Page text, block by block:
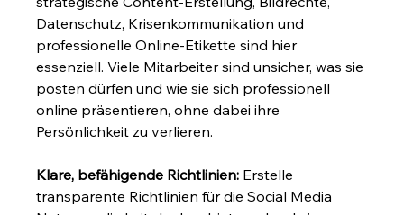
Datenschutz, Krisenkommunikation und
professionelle Online-Etikette sind hier
essenziell. Viele Mitarbeiter sind unsicher, was sie
posten dürfen und wie sie sich professionell
online präsentieren, ohne dabei ihre
Persönlichkeit zu verlieren.
Klare, befähigende Richtlinien: Erstelle
transparente Richtlinien für die Social Media